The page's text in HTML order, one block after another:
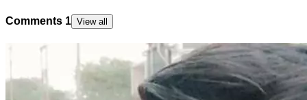
Comments 1 View all